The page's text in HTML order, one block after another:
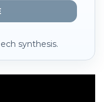
synthesis.